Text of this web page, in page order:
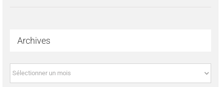
Archives
Archives